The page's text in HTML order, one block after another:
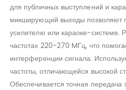
для публичных выступлений и
микширующий выходы позволяют
усилителю или караоке-системе.
частотах 220-270 MГц, что
интерференции сигнала.
частоты, отличающейся высокой
Обеспечивается точная передача